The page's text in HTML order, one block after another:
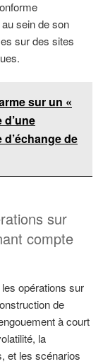
sein de son
sur des sites
sur un «
de
sur
compte
opérations sur
de
à court
la
et les scénarios